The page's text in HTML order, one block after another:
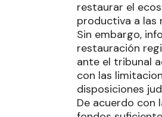
restaurar el
productiva a las
Sin embargo,
restauración
ante el tribunal
con las
disposiciones
De acuerdo con